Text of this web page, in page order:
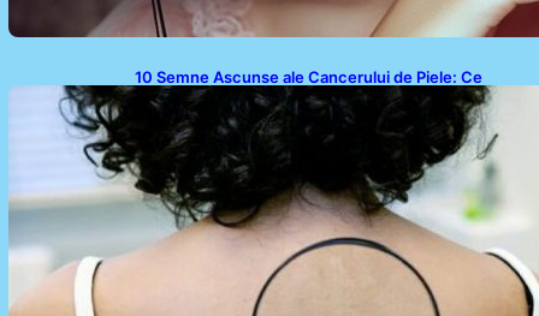
10 Semne Ascunse ale Cancerului de Piele: Ce
Trebuie să Știm pentru a Ne Proteja